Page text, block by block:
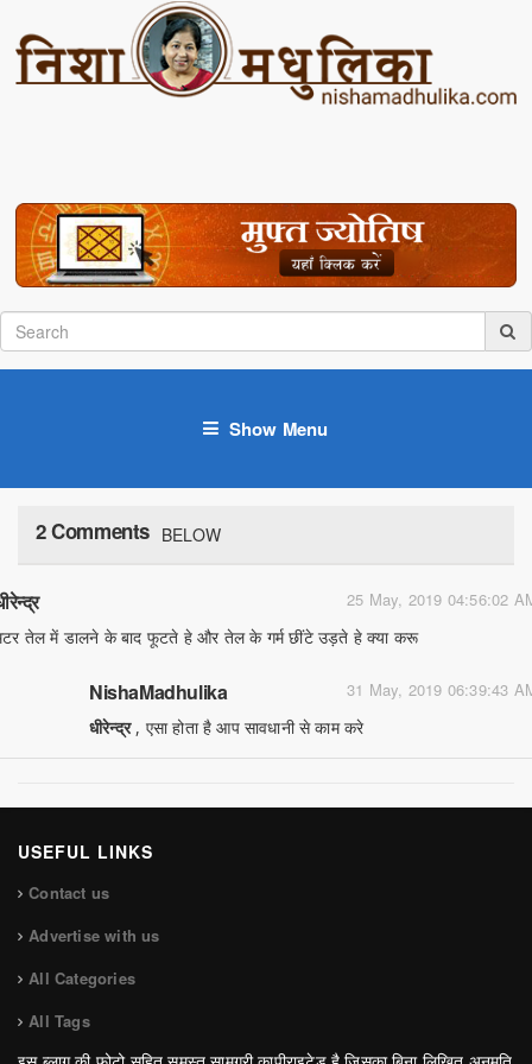
Show Menu
2 Comments BELOW
25 May, 2019 04:56:02
तेल में डालने के बाद फूटते हे और तेल के गर्म छींटे उड़ते हे क्या करू
31 May, 2019 06:39:43
NishaMadhulika
धीरेन्द्र , एसा होता है आप सावधानी से काम करे
USEFUL LINKS
Contact us
Advertise with us
All Categories
All Tags